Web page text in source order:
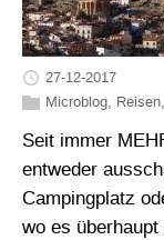
27-12-2017
Microblog, Reisen,
Seit immer
entweder
Campingplatz
wo es